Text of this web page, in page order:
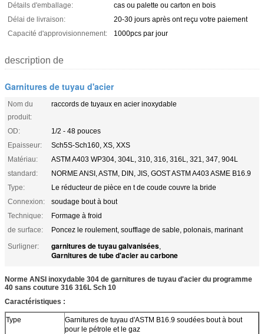
Détails d'emballage:
cas ou palette ou carton en bois
Délai de livraison:
20-30 jours après ont reçu votre paiement
Capacité d'approvisionnement:
1000pcs par jour
description de
Garnitures de tuyau d'acier
Nom du
produit:
raccords de tuyaux en acier inoxydable
OD:
1/2 - 48 pouces
Epaisseur:
Sch5S-Sch160, XS, XXS
Matériau:
ASTM A403 WP304, 304L, 310, 316, 316L, 321, 347, 904L
standard:
NORME ANSI, ASTM, DIN, JIS, GOST ASTM A403 ASME B16.9
Type:
Le réducteur de pièce en t de coude couvre la bride
Connexion:
soudage bout à bout
Technique:
Formage à froid
de surface:
Poncez le roulement, soufflage de sable, polonais, marinant
Surligner:
garnitures de tuyau galvanisées,
Garnitures de tube d'acier au carbone
Norme ANSI inoxydable 304 de garnitures de tuyau d'acier du programme
40 sans couture 316 316L Sch 10
Caractéristiques :
Type
Garnitures de tuyau d'ASTM B16.9 soudées bout à bout
pour le pétrole et le gaz